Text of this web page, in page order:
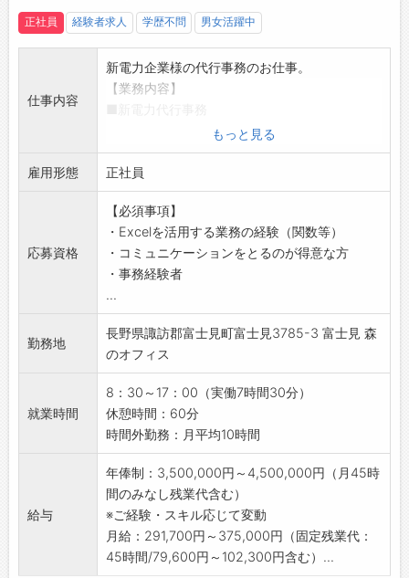
正社員 経験者求人 学歴不問 男女活躍中
仕事内容
新電力企業様の代行事務のお仕事。
【業務内容】
・顧客である新電力会社様の代わりに請求書発
行及び入金確認、契約変更手続き、お客様対応
等をして頂きます。
・申し込み情報の確認やシステム入力、解約手
続き
・お客様の契約内容の変更
・検針データの取込を行い、電気料金を計算し
請求書作成。
・お客様宛に請求書送付（書類や葉書での郵
送、データ等）
・電気料金の支払い状況確認・書類作成、書類
提出
※所長のサポート業務等もお任せいたします。
【配属部署】
・リテールサポート部配属。
・部署人数：所長1名。メンバー 5名。パート3
名。
・穏やかな性格の社員が多く、落ち着いた雰囲
気の職場です。
【備考】
もっと見る
雇用形態 正社員
応募資格
【必須事項】
・Excelを活用する業務の経験（関数等）
・コミュニケーションをとるのが得意な方
・事務経験者
...
勤務地
長野県諏訪郡富士見町富士見3785-3 富士見 森
のオフィス
就業時間
8：30～17：00（実働7時間30分）
休憩時間：60分
時間外勤務：月平均10時間
給与
年俸制：3,500,000円～4,500,000円（月45時
間のみなし残業代含む）
※ご経験・スキル応じて変動
月給：291,700円～375,000円（固定残業代：
45時間/79,600円～102,300円含む）...